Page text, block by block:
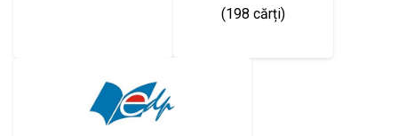
(198 cărți)